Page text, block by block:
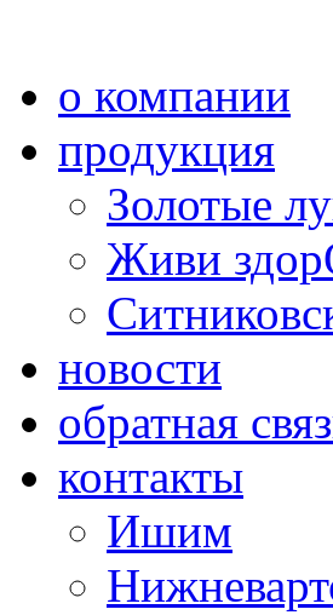
о компании
продукция
Золотые
Живи
новости
обратная
контакты
Ишим